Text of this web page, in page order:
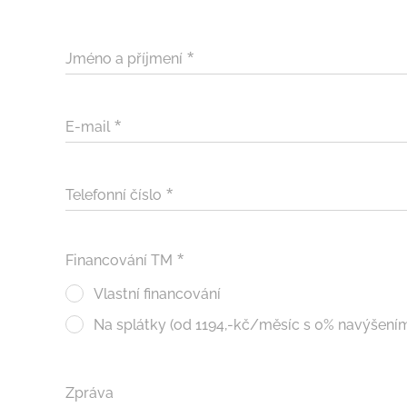
Jméno a příjmení
E-mail
Telefonní číslo
Financování TM
Vlastní financování
Na splátky (od 1194,-kč/měsíc s 0%
Zpráva